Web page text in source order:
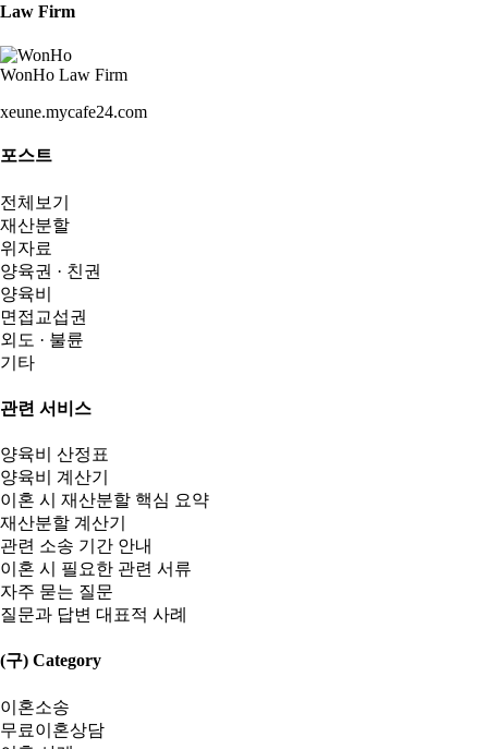
Law Firm
WonHo Law Firm
xeune.mycafe24.com
포스트
전체보기
재산분할
위자료
양육권 · 친권
양육비
면접교섭권
외도 · 불륜
기타
관련 서비스
양육비 산정표
양육비 계산기
이혼 시 재산분할 핵심 요약
재산분할 계산기
관련 소송 기간 안내
이혼 시 필요한 관련 서류
자주 묻는 질문
질문과 답변 대표적 사례
(구) Category
이혼소송
무료이혼상담